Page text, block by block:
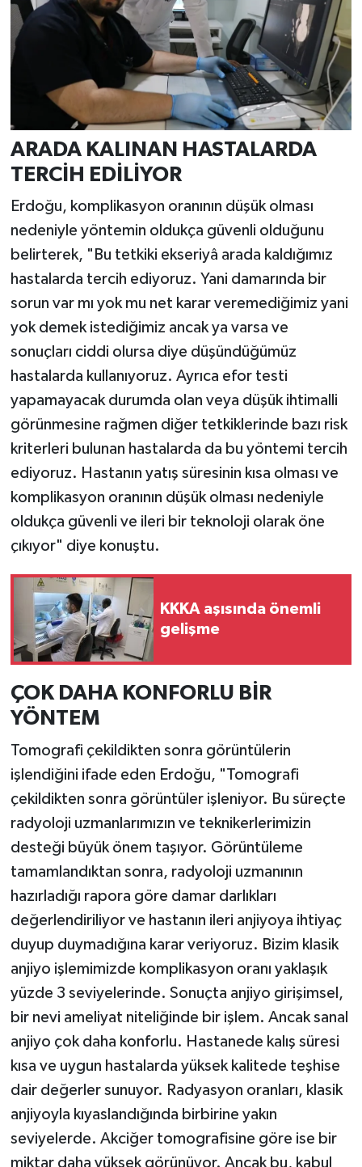
ARADA KALINAN HASTALARDA
TERCİH EDİLİYOR
Erdoğu, komplikasyon oranının düşük olması
nedeniyle yöntemin oldukça güvenli olduğunu
belirterek, "Bu tetkiki ekseriyâ arada kaldığımız
hastalarda tercih ediyoruz. Yani damarında bir
sorun var mı yok mu net karar veremediğimiz yani
yok demek istediğimiz ancak ya varsa ve
sonuçları ciddi olursa diye düşündüğümüz
hastalarda kullanıyoruz. Ayrıca efor testi
yapamayacak durumda olan veya düşük ihtimalli
görünmesine rağmen diğer tetkiklerinde bazı risk
kriterleri bulunan hastalarda da bu yöntemi tercih
ediyoruz. Hastanın yatış süresinin kısa olması ve
komplikasyon oranının düşük olması nedeniyle
oldukça güvenli ve ileri bir teknoloji olarak öne
çıkıyor" diye konuştu.
KKKA aşısında önemli
gelişme
ÇOK DAHA KONFORLU BİR
YÖNTEM
Tomografi çekildikten sonra görüntülerin
işlendiğini ifade eden Erdoğu, "Tomografi
çekildikten sonra görüntüler işleniyor. Bu süreçte
radyoloji uzmanlarımızın ve teknikerlerimizin
desteği büyük önem taşıyor. Görüntüleme
tamamlandıktan sonra, radyoloji uzmanının
hazırladığı rapora göre damar darlıkları
değerlendiriliyor ve hastanın ileri anjiyoya ihtiyaç
duyup duymadığına karar veriyoruz. Bizim klasik
anjiyo işlemimizde komplikasyon oranı yaklaşık
yüzde 3 seviyelerinde. Sonuçta anjiyo girişimsel,
bir nevi ameliyat niteliğinde bir işlem. Ancak sanal
anjiyo çok daha konforlu. Hastanede kalış süresi
kısa ve uygun hastalarda yüksek kalitede teşhise
dair değerler sunuyor. Radyasyon oranları, klasik
anjiyoyla kıyaslandığında birbirine yakın
seviyelerde. Akciğer tomografisine göre ise bir
miktar daha yüksek görünüyor. Ancak bu, kabul